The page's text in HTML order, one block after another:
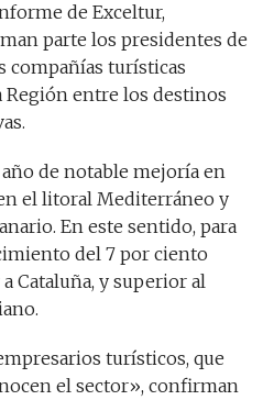
de Exceltur,
parte los presidentes de
compañías turísticas
Región entre los destinos
de notable mejoría en
el litoral Mediterráneo y
En este sentido, para
del 7 por ciento
Cataluña, y superior al
turísticos, que
el sector», confirman